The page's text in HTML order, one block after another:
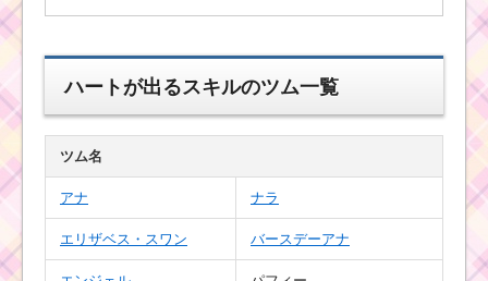
イベントケーキハート
が出やすい時間と効率
よく出すコツ
口が見えるツムで150
万点を稼いだツムとコ
ツ！
ハートが出るスキルのツム一覧
ツム名
アナ ナラ
エリザベス・スワン バースデーアナ